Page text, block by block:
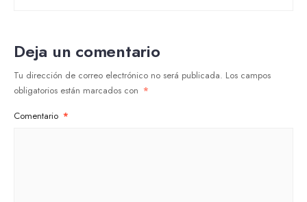
Deja un comentario
Tu dirección de correo electrónico no será publicada. Los campos
obligatorios están marcados con *
Comentario *